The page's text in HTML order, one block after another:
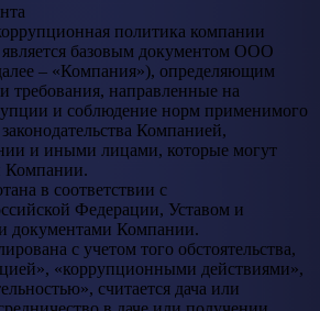
политика компании
базовым документом ООО
– «Компания»), определяющим
направленные на
и соблюдение норм применимого
Компанией,
и иными лицами, которые могут
Компании.
в соответствии с
Федерации, Уставом и
документами Компании.
с учетом того обстоятельства,
«коррупционными действиями»,
считается дача или